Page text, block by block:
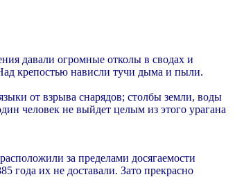
давали огромные отколы в сводах и
крепостью нависли тучи дыма и пыли.
от взрыва снарядов; столбы земли, воды
человек не выйдет целым из этого урагана
за пределами досягаемости
года их не доставали. Зато прекрасно